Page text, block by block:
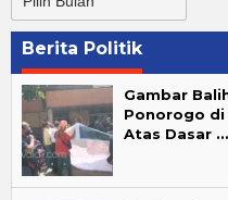
Berita
Berita Politik
Gambar
Ponorogo di
Atas Dasar …